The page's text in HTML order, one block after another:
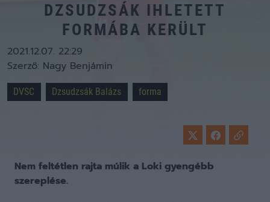
DZSUDZSÁK IHLETETT
FORMÁBA KERÜLT
2021.12.07. 22:29
Szerző: Nagy Benjámin
DVSC Dzsudzsák Balázs forma
Nem feltétlen rajta múlik a Loki gyengébb
szereplése.